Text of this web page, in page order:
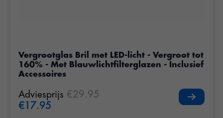
Vergrootglas Bril met LED-licht - Vergroot tot
160% - Met Blauwlichtfilterglazen - Inclusief
Accessoires
Adviesprijs €29.95
€17.95